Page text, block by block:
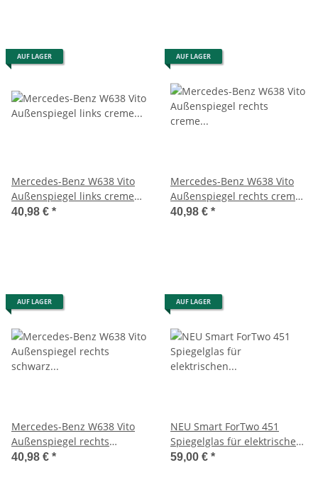
AUF LAGER
Mercedes-Benz W638 Vito
Außenspiegel links creme
mit Mängel 202241
40,98 € *
AUF LAGER
Mercedes-Benz W638 Vito
Außenspiegel rechts creme
mit Mängel 202242
40,98 € *
AUF LAGER
Mercedes-Benz W638 Vito
Außenspiegel rechts
schwarz 202242 90/567890
40,98 € *
AUF LAGER
NEU Smart ForTwo 451
Spiegelglas für elektrischen
Außenspiegel links
59,00 € *